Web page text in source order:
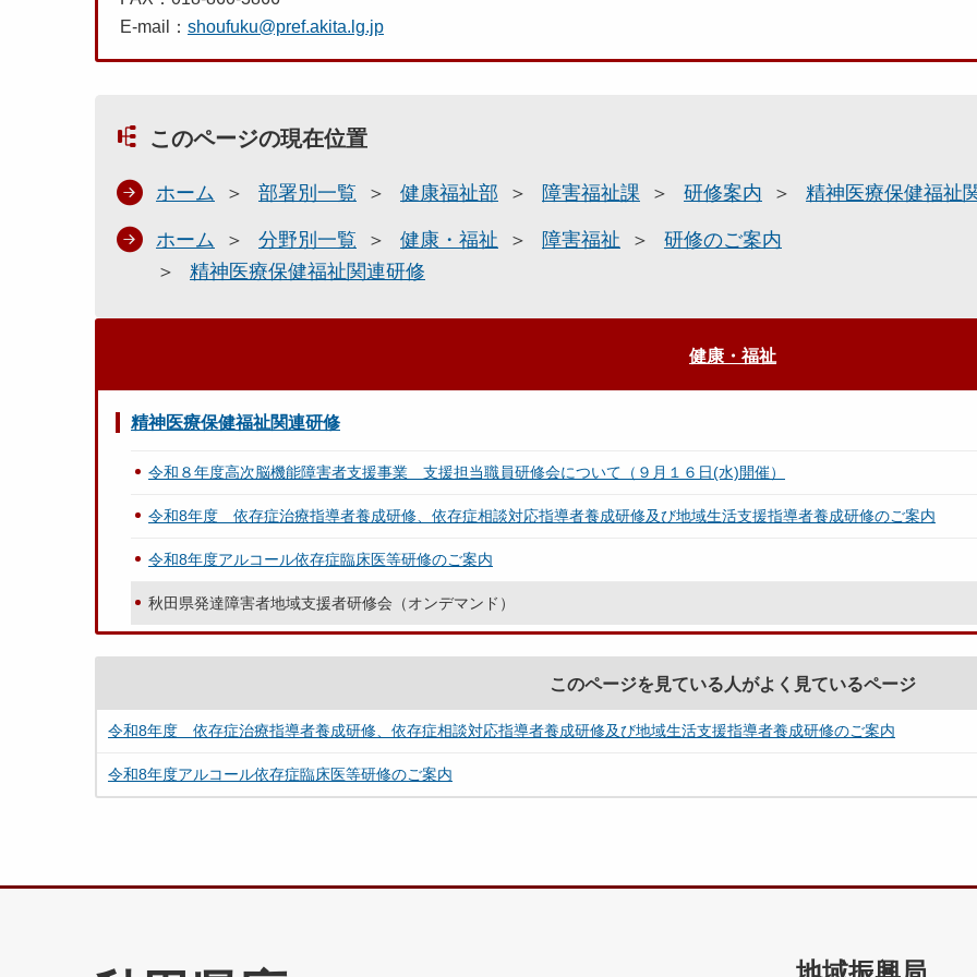
E-mail： shoufuku@pref.akita.lg.jp
このページの現在位置
ホーム 部署別一覧 健康福祉部 障害福祉課 研修案内 精神医療保健福祉
ホーム 分野別一覧 健康・福祉 障害福祉
研修のご案内
精神医療保健福祉関連研修
健康・福祉
精神医療保健福祉関連研修
令和８年度高次脳機能障害者支援事業 支援担当職員研修会について（９月１６日(水)開催）
令和8年度 依存症治療指導者養成研修、依存症相談対応指導者養成研修及び地域生活支援指導者養成研修のご案内
令和8年度アルコール依存症臨床医等研修のご案内
秋田県発達障害者地域支援者研修会（オンデマンド）
このページを見ている人がよく見ているページ
令和8年度 依存症治療指導者養成研修、依存症相談対応指導者養成研修及び地域生活支援指導者養成研修のご案内
令和8年度アルコール依存症臨床医等研修のご案内